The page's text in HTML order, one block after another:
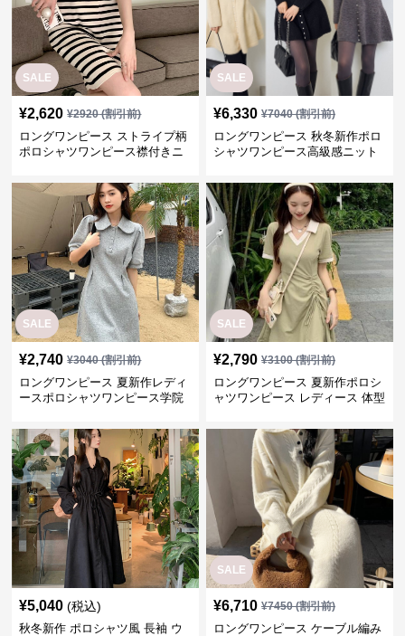
SALE
¥2,620 ¥2920(割引前)
ロングワンピース ストライプ柄
ポロシャツワンピース襟付きニ
SALE
¥6,330 ¥7040(割引前)
ロングワンピース 秋冬新作ポロ
シャツワンピース高級感ニット
SALE
¥2,740 ¥3040(割引前)
ロングワンピース 夏新作レディ
ースポロシャツワンピース学院
SALE
¥2,790 ¥3100(割引前)
ロングワンピース 夏新作ポロシ
ャツワンピース レディース 体型
¥5,040 (税込)
秋冬新作 ポロシャツ風 長袖 ウ
SALE
¥6,710 ¥7450(割引前)
ロングワンピース ケーブル編み